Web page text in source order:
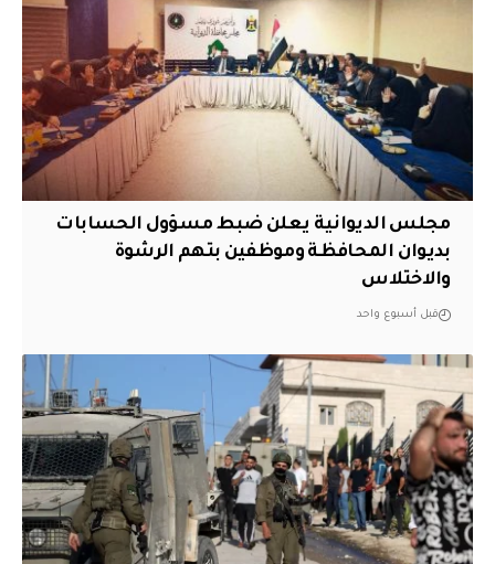
مجلس الديوانية يعلن ضبط مسؤول الحسابات
بديوان المحافظة وموظفين بتهم الرشوة
والاختلاس
قبل أسبوع واحد